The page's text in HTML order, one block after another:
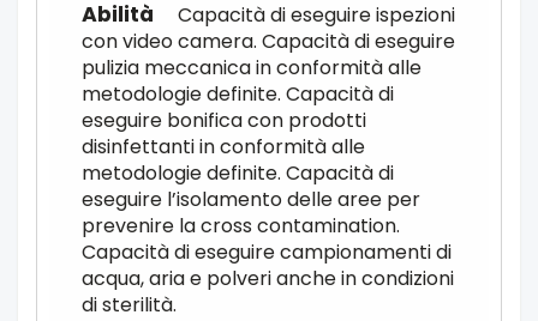
Capacità di eseguire ispezioni
con video camera. Capacità di eseguire
pulizia meccanica in conformità alle
metodologie definite. Capacità di
eseguire bonifica con prodotti
disinfettanti in conformità alle
metodologie definite. Capacità di
eseguire l’isolamento delle aree per
prevenire la cross contamination.
Capacità di eseguire campionamenti di
acqua, aria e polveri anche in condizioni
di sterilità.